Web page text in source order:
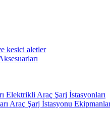
kesici aletler
Elektrikli Araç Şarj İstasyonları
Araç Şarj İstasyonu